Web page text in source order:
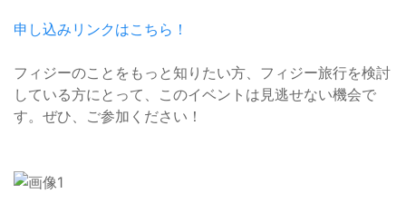
申し込みリンクはこちら！
フィジーのことをもっと知りたい方、フィジー旅行を検討
している方にとって、このイベントは見逃せない機会で
す。ぜひ、ご参加ください！